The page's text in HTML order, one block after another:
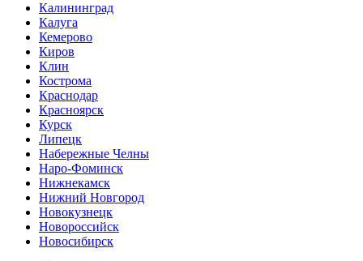
Калининград
Калуга
Кемерово
Киров
Клин
Кострома
Краснодар
Красноярск
Курск
Липецк
Набережные Челны
Наро-Фоминск
Нижнекамск
Нижний Новгород
Новокузнецк
Новороссийск
Новосибирск